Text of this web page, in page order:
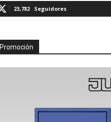
23,782 Seguidores
Promoción